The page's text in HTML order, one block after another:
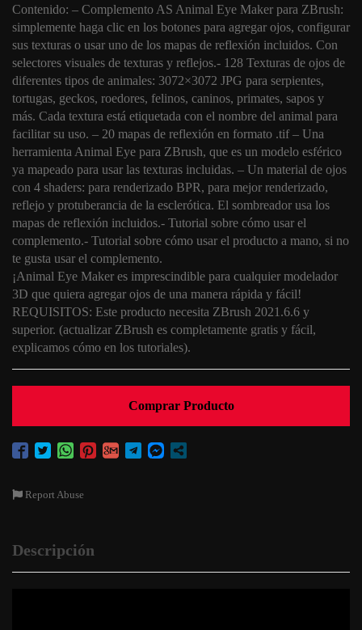
Contenido: – Complemento AS Animal Eye Maker para ZBrush:
simplemente haga clic en los botones para agregar ojos, configurar
sus texturas o usar uno de los mapas de reflexión incluidos. Con
selectores visuales de texturas y reflejos.- 128 Texturas de ojos de
diferentes tipos de animales: 3072×3072 JPG para serpientes,
tortugas, geckos, roedores, felinos, caninos, primates, sapos y
más. Cada textura está etiquetada con el nombre del animal para
facilitar su uso. – 20 mapas de reflexión en formato .tif – Una
herramienta Animal Eye para ZBrush, que es un modelo esférico
ya mapeado para usar las texturas incluidas. – Un material de ojos
con 4 shaders: para renderizado BPR, para mejor renderizado,
reflejo y protuberancia de la esclerótica. El sombreador usa los
mapas de reflexión incluidos.- Tutorial sobre cómo usar el
complemento.- Tutorial sobre cómo usar el producto a mano, si no
te gusta usar el complemento.
¡Animal Eye Maker es imprescindible para cualquier modelador
3D que quiera agregar ojos de una manera rápida y fácil!
REQUISITOS: Este producto necesita ZBrush 2021.6.6 y
superior. (actualizar ZBrush es completamente gratis y fácil,
explicamos cómo en los tutoriales).
Comprar Producto
Report Abuse
Descripción